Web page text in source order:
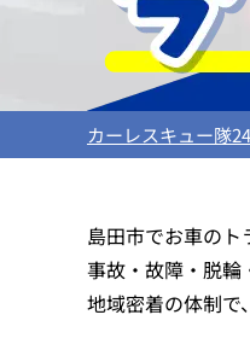
カーレスキュー隊
島田市でお車の
事故・故障・脱輪
地域密着の体制で